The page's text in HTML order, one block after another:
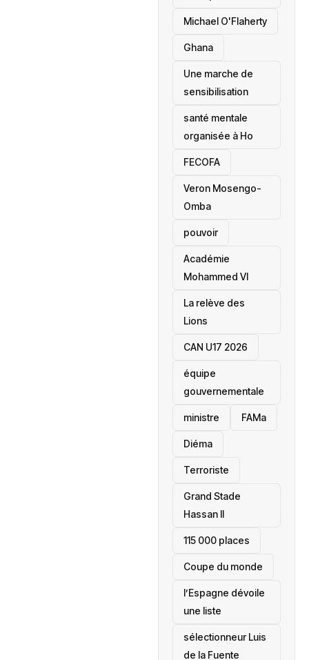
Michael O'Flaherty
‎Ghana
Une marche de
sensibilisation
santé mentale
organisée à Ho
‎FECOFA
Veron Mosengo-
Omba
pouvoir
Académie
Mohammed VI
La relève des
Lions
CAN U17 2026
équipe
gouvernementale
ministre FAMa
Diéma
Terroriste
Grand Stade
Hassan II
115 000 places
‎Coupe du monde
l’Espagne dévoile
une liste
sélectionneur Luis
de la Fuente